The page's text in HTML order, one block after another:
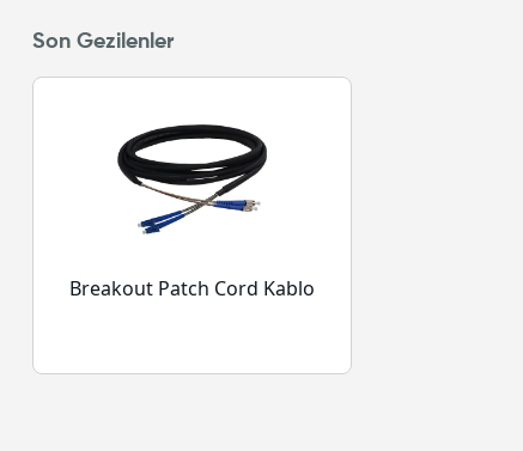
Son Gezilenler
Breakout Patch Cord Kablo